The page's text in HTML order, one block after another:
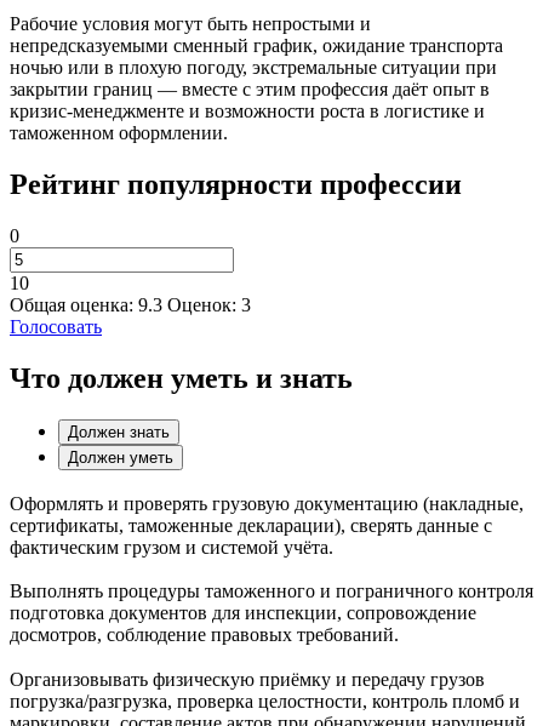
Рабочие условия могут быть непростыми и
непредсказуемыми сменный график, ожидание транспорта
ночью или в плохую погоду, экстремальные ситуации при
закрытии границ — вместе с этим профессия даёт опыт в
кризис‑менеджменте и возможности роста в логистике и
таможенном оформлении.
Рейтинг популярности профессии
0
10
Общая оценка: 9.3 Оценок: 3
Голосовать
Что должен уметь и знать
Должен знать
Должен уметь
Оформлять и проверять грузовую документацию (накладные,
сертификаты, таможенные декларации), сверять данные с
фактическим грузом и системой учёта.
Выполнять процедуры таможенного и пограничного контроля
подготовка документов для инспекции, сопровождение
досмотров, соблюдение правовых требований.
Организовывать физическую приёмку и передачу грузов
погрузка/разгрузка, проверка целостности, контроль пломб и